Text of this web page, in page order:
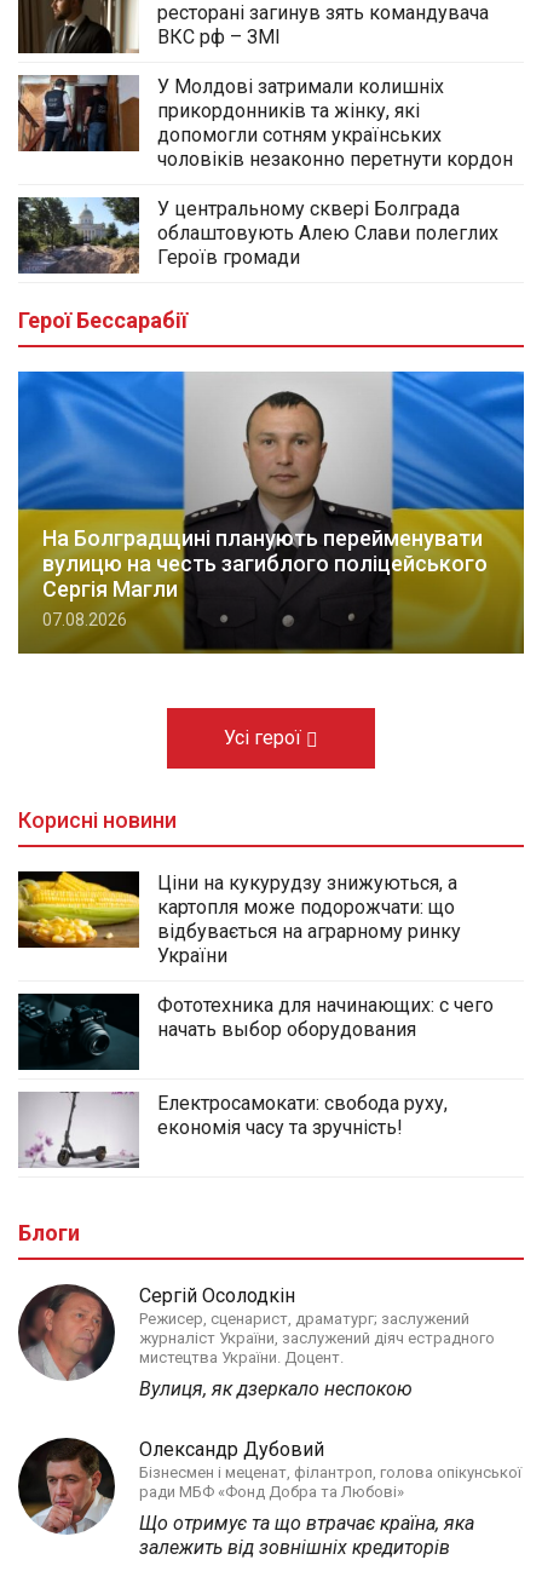
ресторані загинув зять командувача
ВКС рф – ЗМІ
У Молдові затримали колишніх
прикордонників та жінку, які
допомогли сотням українських
чоловіків незаконно перетнути кордон
У центральному сквері Болграда
облаштовують Алею Слави полеглих
Героїв громади
Герої Бессарабії
На Болградщині планують перейменувати
вулицю на честь загиблого поліцейського
Сергія Магли
07.08.2026
Усі герої
Корисні новини
Ціни на кукурудзу знижуються, а
картопля може подорожчати: що
відбувається на аграрному ринку
України
Фототехника для начинающих: с чего
начать выбор оборудования
Електросамокати: свобода руху,
економія часу та зручність!
Блоги
Сергій Осолодкін
Режисер, сценарист, драматург; заслужений
журналіст України, заслужений діяч естрадного
мистецтва України. Доцент.
Вулиця, як дзеркало неспокою
Олександр Дубовий
Бізнесмен і меценат, філантроп, голова опікунської
ради МБФ «Фонд Добра та Любові»
Що отримує та що втрачає країна, яка
залежить від зовнішніх кредиторів